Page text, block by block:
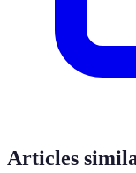
Articles